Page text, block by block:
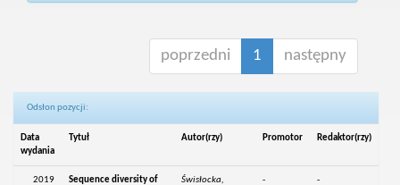
poprzedni 1 następny
Odsłon pozycji:
Data
wydania
Tytuł Autor(rzy) Promotor Redaktor(rzy)
2019
Sequence diversity of
Świsłocka,
- -